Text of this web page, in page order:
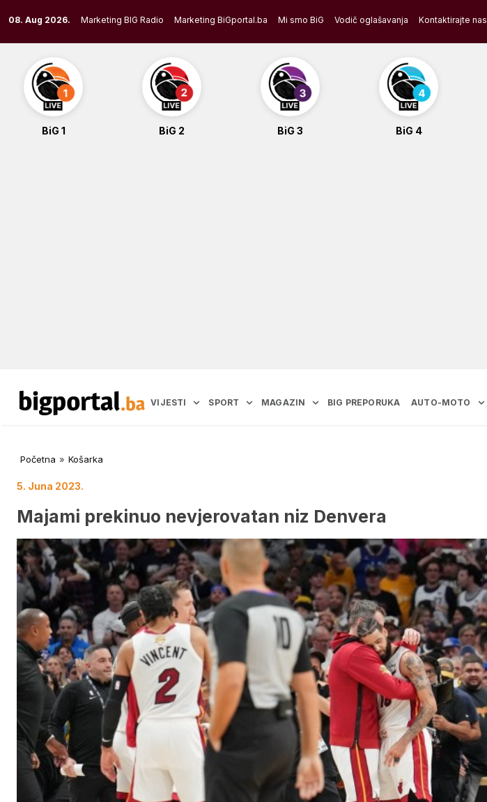
to
content
08. Aug 2026. Marketing BIG Radio Marketing BiGportal.ba Mi smo BiG Vodič oglašavanja Kontaktirajte nas
BiG 1 BiG 2 BiG 3 BiG 4
VIJESTI SPORT MAGAZIN BIG PREPORUKA AUTO-MOTO
Početna » Košarka
5. Juna 2023.
Majami prekinuo nevjerovatan niz Denvera